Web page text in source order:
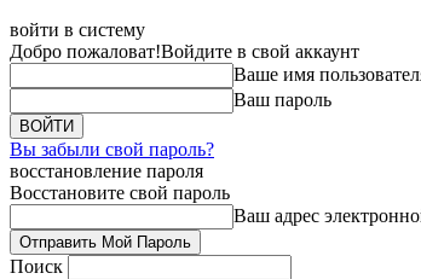
войти в систему
Добро пожаловат!Войдите в свой аккаунт
Ваше имя
Ваш пароль
Вы забыли свой пароль?
восстановление пароля
Восстановите свой пароль
Ваш адрес
Поиск